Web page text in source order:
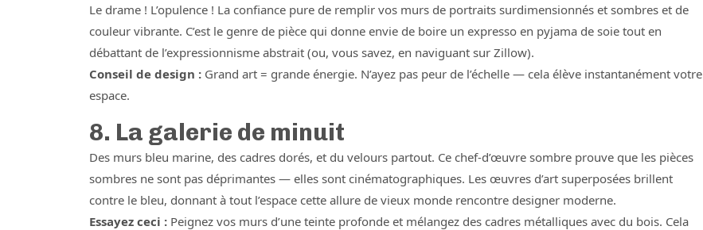
Le drame ! L’opulence ! La confiance pure de remplir vos murs de portraits surdimensionnés et sombres et de
couleur vibrante. C’est le genre de pièce qui donne envie de boire un expresso en pyjama de soie tout en
débattant de l’expressionnisme abstrait (ou, vous savez, en naviguant sur Zillow).
Conseil de design : Grand art = grande énergie. N’ayez pas peur de l’échelle — cela élève instantanément votre
espace.
8. La galerie de minuit
Des murs bleu marine, des cadres dorés, et du velours partout. Ce chef-d’œuvre sombre prouve que les pièces
sombres ne sont pas déprimantes — elles sont cinématographiques. Les œuvres d’art superposées brillent
contre le bleu, donnant à tout l’espace cette allure de vieux monde rencontre designer moderne.
Essayez ceci : Peignez vos murs d’une teinte profonde et mélangez des cadres métalliques avec du bois. Cela